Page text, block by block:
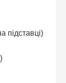
підставці)